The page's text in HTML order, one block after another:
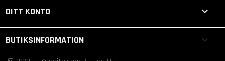
DITT KONTO 
BUTIKSINFORMATION keyboard_arrow_down